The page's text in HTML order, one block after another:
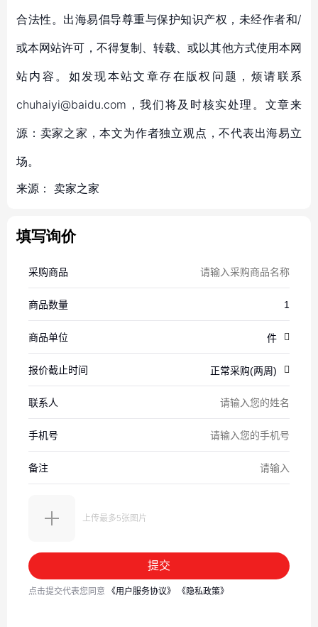
合法性。出海易倡导尊重与保护知识产权，未经作者和/
或本网站许可，不得复制、转载、或以其他方式使用本网
站内容。如发现本站文章存在版权问题，烦请联系
chuhaiyi@baidu.com，我们将及时核实处理。文章来
源：卖家之家，本文为作者独立观点，不代表出海易立
场。
来源： 卖家之家
填写询价